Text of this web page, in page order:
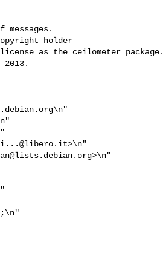
holder
as the ceilometer package.
2013.
\n"
>\n"
>\n"